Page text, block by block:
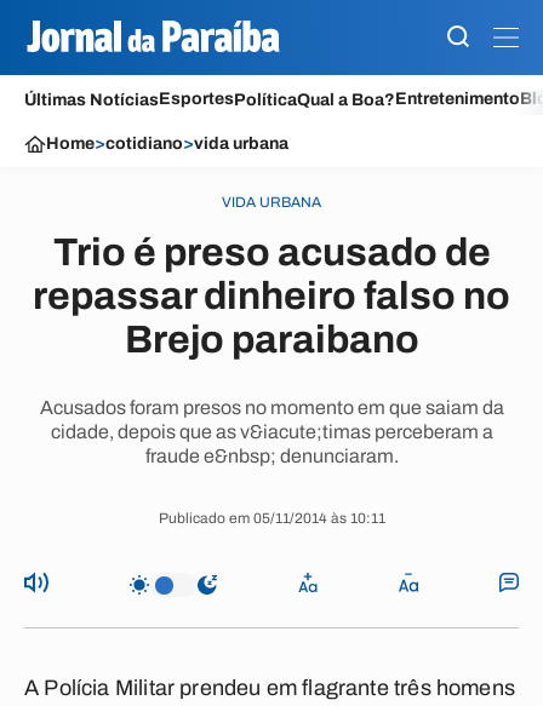
Últimas NotíciasEsportesPolíticaQual a Boa?Entretenimento
Home>cotidiano>vida urbana
VIDA URBANA
Trio é preso acusado de
repassar dinheiro falso no
Brejo paraibano
Acusados foram presos no momento em que saiam da
cidade, depois que as v&iacute;timas perceberam a
fraude e&nbsp; denunciaram.
Publicado em 05/11/2014 às 10:11
A Polícia Militar prendeu em flagrante três homens